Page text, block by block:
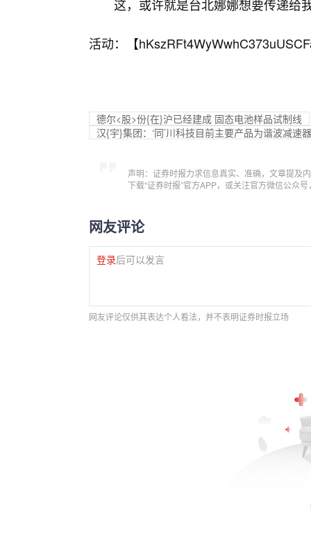
这，或许就是台北娜娜想要传递给
活动：【
德尔<股>份{在}沪已经建成 固态电池样品试制线
汉{宇}集团：‘同’川科技目前主要产品为谐波减速器
声明：证券时报力求信息真实、准确，文章提及
下载“证券时报”官方APP，或关注官方微信公众
网友评论
登录后可以发言
网友评论仅供其表达个人看法，并不表明证券时报立场